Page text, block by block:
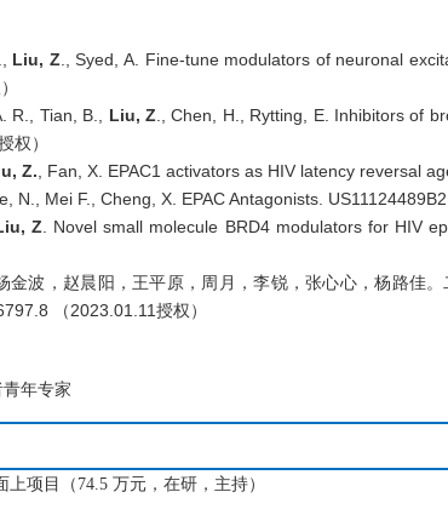
Liu, Z , Syed, A. Fine-tune modulators of neuronal
R., Tian, B., Liu, Z ., Chen, H., Rytting, E. Inhibitors of
权）
Z. , Fan, X. EPAC1 activators as HIV latency reversal
N., Mei F., Cheng, X. EPAC Antagonists. US11124489B2.
Z . Novel small molecule BRD4 modulators for HIV
金波，赵晨阳，王平原，周月，李锐，张心心，杨路佳
（ 2023.01.11 授权）
年专家
上项目（74.5 万元，在研，主持）